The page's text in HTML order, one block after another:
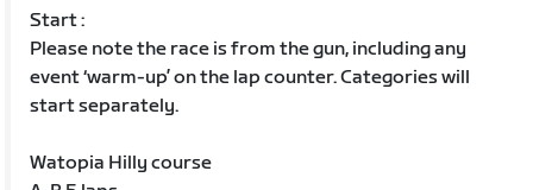
Start :
Please note the race is from the gun, including any
event ‘warm-up’ on the lap counter. Categories will
start separately.
Watopia Hilly course